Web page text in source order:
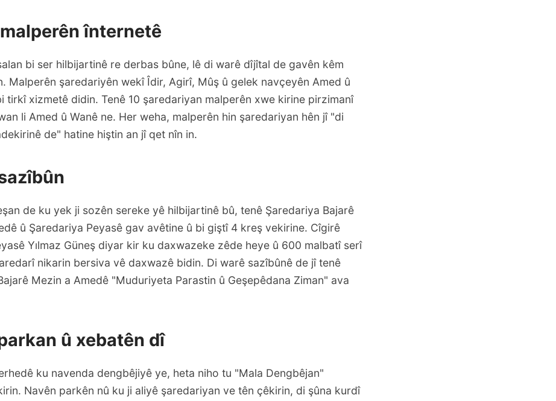
înternetê
bi ser hilbijartinê re derbas bûne, lê di warê dîjîtal de gavên kêm
Malperên şaredariyên wekî Îdir, Agirî, Mûş û gelek navçeyên Amed û
tirkî xizmetê didin. Tenê 10 şaredariyan malperên xwe kirine pirzimanî
li Amed û Wanê ne. Her weha, malperên hin şaredariyan hên jî "di
de" hatine hiştin an jî qet nîn in.
de ku yek ji sozên sereke yê hilbijartinê bû, tenê Şaredariya Bajarê
û Şaredariya Peyasê gav avêtine û bi giştî 4 kreş vekirine. Cîgirê
Yılmaz Güneş diyar kir ku daxwazeke zêde heye û 600 malbatî serî
nikarin bersiva vê daxwazê bidin. Di warê sazîbûnê de jî tenê
Mezin a Amedê "Muduriyeta Parastin û Geşepêdana Ziman" ava
û xebatên dî
ku navenda dengbêjiyê ye, heta niho tu "Mala Dengbêjan"
Navên parkên nû ku ji aliyê şaredariyan ve tên çêkirin, di şûna kurdî